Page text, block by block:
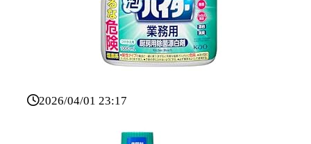
2026/04/01 23:17